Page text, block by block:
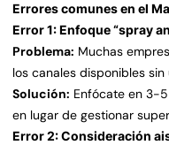
Errores comunes en el
Error 1: Enfoque “spray
Problema: Muchas
los canales disponibles
Solución: Enfócate en 3-
en lugar de gestionar
Error 2: Consideración